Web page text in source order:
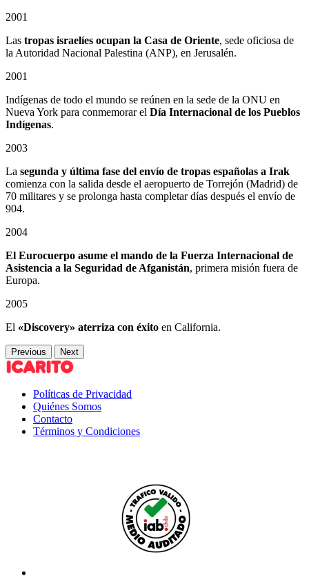
2001
Las tropas israelíes ocupan la Casa de Oriente, sede oficiosa de
la Autoridad Nacional Palestina (ANP), en Jerusalén.
2001
Indígenas de todo el mundo se reúnen en la sede de la ONU en
Nueva York para conmemorar el Día Internacional de los Pueblos
Indígenas.
2003
La segunda y última fase del envío de tropas españolas a Irak
comienza con la salida desde el aeropuerto de Torrejón (Madrid) de
70 militares y se prolonga hasta completar días después el envío de
904.
2004
El Eurocuerpo asume el mando de la Fuerza Internacional de
Asistencia a la Seguridad de Afganistán, primera misión fuera de
Europa.
2005
El «Discovery» aterriza con éxito en California.
Previous Next
Políticas de Privacidad
Quiénes Somos
Contacto
Términos y Condiciones